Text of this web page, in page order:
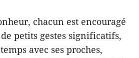
chacun est encouragé
petits gestes significatifs,
avec ses proches,